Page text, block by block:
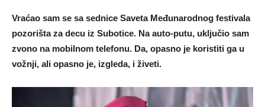
Vraćao sam se sa sednice Saveta Međunarodnog festivala
pozorišta za decu iz Subotice. Na auto-putu, uključio sam
zvono na mobilnom telefonu. Da, opasno je koristiti ga u
vožnji, ali opasno je, izgleda, i živeti.